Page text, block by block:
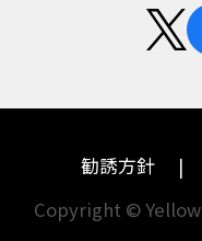
ハーレーダビッドソ
ドゥカティ
中途採用・アルバイ
勧誘方針
Copyright ©